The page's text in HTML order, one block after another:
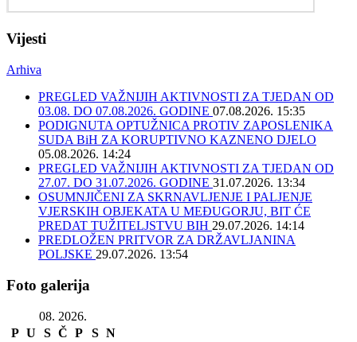
Vijesti
Arhiva
PREGLED VAŽNIJIH AKTIVNOSTI ZA TJEDAN OD
03.08. DO 07.08.2026. GODINE 07.08.2026. 15:35
PODIGNUTA OPTUŽNICA PROTIV ZAPOSLENIKA
SUDA BiH ZA KORUPTIVNO KAZNENO DJELO
05.08.2026. 14:24
PREGLED VAŽNIJIH AKTIVNOSTI ZA TJEDAN OD
27.07. DO 31.07.2026. GODINE 31.07.2026. 13:34
OSUMNJIČENI ZA SKRNAVLJENJE I PALJENJE
VJERSKIH OBJEKATA U MEĐUGORJU, BIT ĆE
PREDAT TUŽITELJSTVU BIH 29.07.2026. 14:14
PREDLOŽEN PRITVOR ZA DRŽAVLJANINA
POLJSKE 29.07.2026. 13:54
Foto galerija
08. 2026.
P U S Č P S N